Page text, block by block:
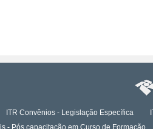
ITR Convênios - Legislação Específica
- Pós capacitação em Curso de Formação